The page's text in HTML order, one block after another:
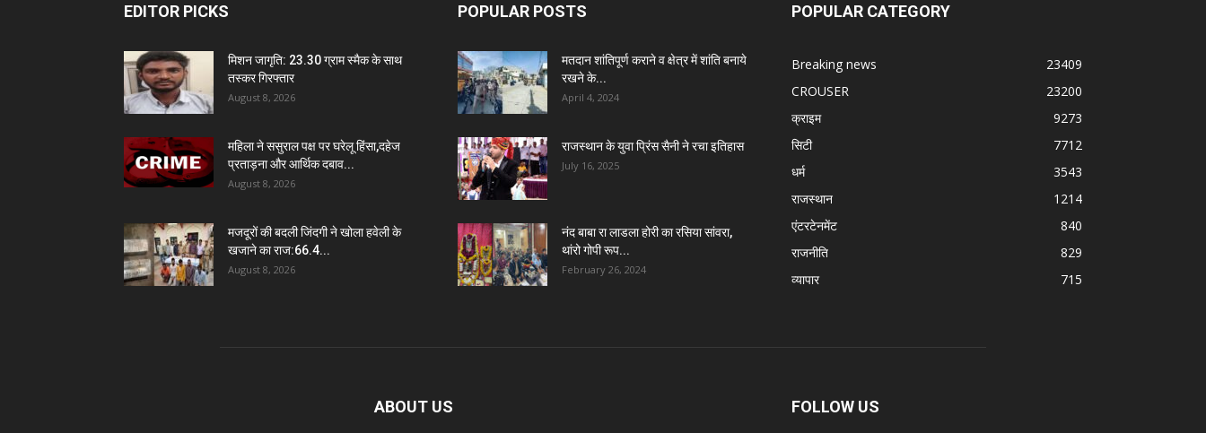
EDITOR PICKS
मिशन जागृति: 23.30 ग्राम स्मैक के साथ
तस्कर गिरफ्तार
August 8, 2026
महिला ने ससुराल पक्ष पर घरेलू हिंसा,दहेज
प्रताड़ना और आर्थिक दबाव...
August 8, 2026
मजदूरों की बदली जिंदगी ने खोला हवेली के
खजाने का राज:66.4...
August 8, 2026
POPULAR POSTS
मतदान शांतिपूर्ण कराने व क्षेत्र में शांति बनाये
रखने के...
April 4, 2024
राजस्थान के युवा प्रिंस सैनी ने रचा इतिहास
July 16, 2025
नंद बाबा रा लाडला होरी का रसिया सांवरा,
थांरो गोपी रूप...
February 26, 2024
POPULAR CATEGORY
Breaking news
23409
CROUSER
23200
क्राइम
9273
सिटी
7712
धर्म
3543
राजस्थान
1214
एंटरटेनमेंट
840
राजनीति
829
व्यापार
715
ABOUT US FOLLOW US